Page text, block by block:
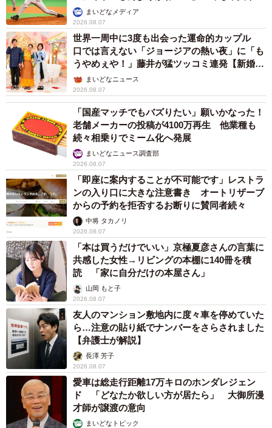
か」まいどなメディア
2026.08.07
世界一周中に3度も出会った運命的カップル
口では言えない「ジョージアの熱い夜」に「も
うやめぇや！」藤井が猛ツッコミ連発【新婚さ
ん】まいどなニュース
2026.08.07
「国産マッチでもバズりたい」願いかなった！
老舗メーカーの投稿が4100万再生 他業種も
続々相乗りでミーム化へ発展
まいどなニュース調査部
2026.08.07
「即座に案内することが不可能です」レストラ
ンの入り口に大きな注意書き オートリザーブ
からの予約を拒否するお断りに賛同者続々
中将 タカノリ
2026.08.07
「本は買うだけでいい」京極夏彦さんの言葉に
共感した女性→リビングの本棚に140冊を積
読 「家に自分だけの本屋さん」
山岡 もと子
2026.08.07
友人のマンション敷地内に度々車を停めていた
ら…注意の貼り紙でナンバーをさらされました
【弁護士が解説】
長澤 芳子
2026.08.07
愛車は総走行距離17万キロのホンダレジェン
ド 「どなたか欲しい方が居たら」 大御所漫
才師が譲渡の意向
まいどなトピック